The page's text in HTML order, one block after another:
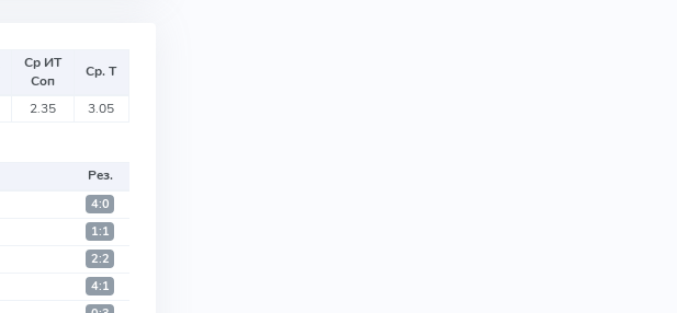
Ср ИТ
Соп
Ср. Т
2.35 3.05
Рез.
4:0
1:1
2:2
4:1